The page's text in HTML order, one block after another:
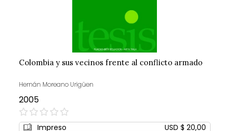
Colombia y sus vecinos frente al conflicto armado
Hernán Moreano Urigüen
2005
0%
Impreso USD $ 20,00